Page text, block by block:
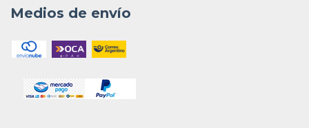
Medios de envío